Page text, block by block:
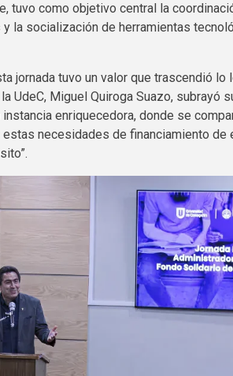
tuvo como objetivo central la
la socialización de herramientas
jornada tuvo un valor que trascendió
UdeC, Miguel Quiroga Suazo, subrayó
enriquecedora, donde se
necesidades de financiamiento